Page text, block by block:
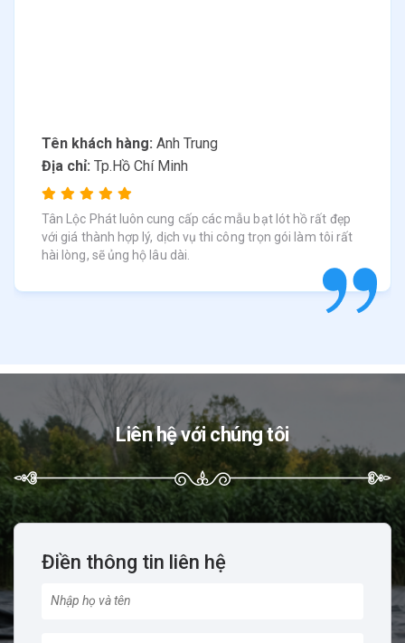
Tên khách hàng: Anh Trung
Địa chỉ: Tp.Hồ Chí Minh
Tân Lộc Phát luôn cung cấp các mẫu bạt lót hồ rất đẹp
với giá thành hợp lý, dịch vụ thi công trọn gói làm tôi rất
hài lòng, sẽ ủng hộ lâu dài.
Liên hệ với chúng tôi
Điền thông tin liên hệ